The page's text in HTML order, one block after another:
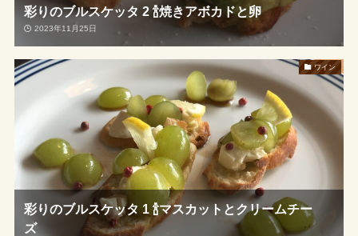
彩りのブルスケッタ 2 🍾焼きアボカドと卵
2023年11月25日
ワイン
彩りのブルスケッタ 1 🍾マスカットとクリームチー
ズ